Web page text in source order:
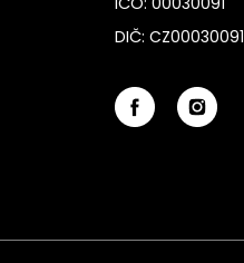
DIČ: CZ00030091